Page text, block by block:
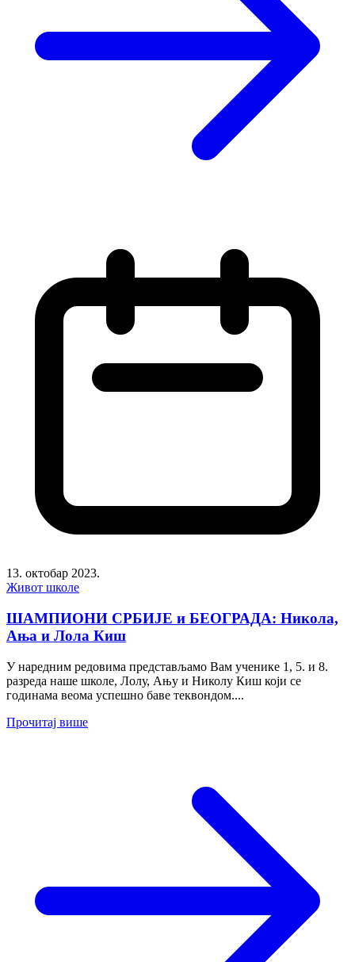
13. октобар 2023.
Живот школе
ШАМПИОНИ СРБИЈЕ и БЕОГРАДА: Никола,
Ања и Лола Киш
У наредним редовима представљамо Вам ученике 1, 5. и 8.
разреда наше школе, Лолу, Ању и Николу Киш који се
годинама веома успешно баве теквондом....
Прочитај више